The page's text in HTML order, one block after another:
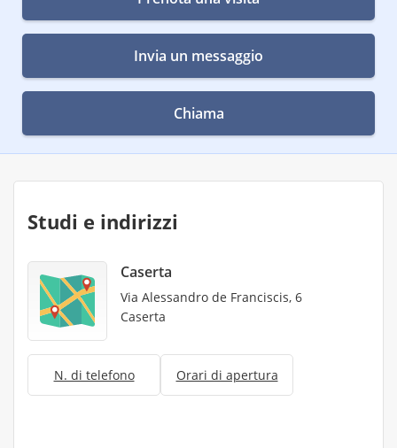
Invia un messaggio
Chiama
Studi e indirizzi
Caserta
Via Alessandro de Franciscis, 6
Caserta
N. di telefono Orari di apertura